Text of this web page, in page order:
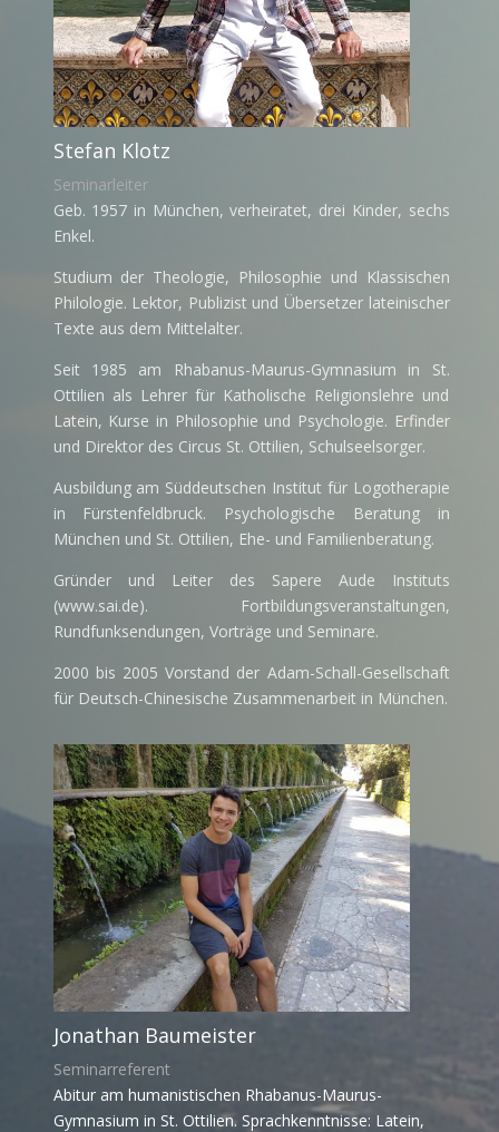
Stefan Klotz
Seminarleiter
Geb. 1957 in München, verheiratet, drei Kinder, sechs
Enkel.
Studium der Theologie, Philosophie und Klassischen
Philologie. Lektor, Publizist und Übersetzer lateinischer
Texte aus dem Mittelalter.
Seit 1985 am
Rhabanus-Maurus-Gymnasium in St.
Ottilien als Lehrer für Katholische Religionslehre und
Latein, Kurse in Philosophie und Psychologie. Erfinder
und Direktor des Circus St. Ottilien, Schulseelsorger.
Ausbildung am Süddeutschen Institut für Logotherapie
in Fürstenfeldbruck. Psychologische Beratung in
München und St. Ottilien, Ehe- und Familienberatung.
Gründer und Leiter des Sapere Aude Instituts
(www.sai.de). Fortbildungsveranstaltungen,
Rundfunksendungen, Vorträge und Seminare.
2000 bis 2005 Vorstand der Adam-Schall-Gesellschaft
für Deutsch-Chinesische Zusammenarbeit in München.
Jonathan Baumeister
Seminarreferent
Abitur am humanistischen Rhabanus-Maurus-
Gymnasium in St. Ottilien. Sprachkenntnisse: Latein,